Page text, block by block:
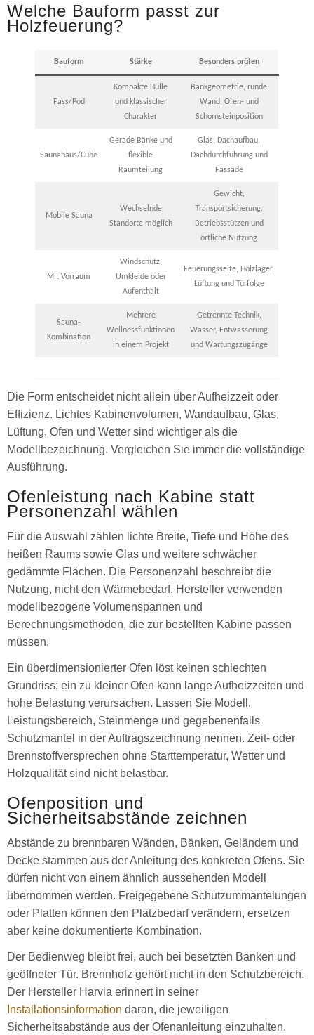
Welche Bauform passt zur
Holzfeuerung?
Bauform Stärke Besonders prüfen
Fass/Pod
Kompakte Hülle
und klassischer
Charakter
Bankgeometrie, runde
Wand, Ofen- und
Schornsteinposition
Saunahaus/Cube
Gerade Bänke und
flexible
Raumteilung
Glas, Dachaufbau,
Dachdurchführung und
Fassade
Mobile Sauna
Wechselnde
Standorte möglich
Gewicht,
Transportsicherung,
Betriebsstützen und
örtliche Nutzung
Mit Vorraum
Windschutz,
Umkleide oder
Aufenthalt
Feuerungsseite, Holzlager,
Lüftung und Türfolge
Sauna-
Kombination
Mehrere
Wellnessfunktionen
in einem Projekt
Getrennte Technik,
Wasser, Entwässerung
und Wartungszugänge
Die Form entscheidet nicht allein über Aufheizzeit oder
Effizienz. Lichtes Kabinenvolumen, Wandaufbau, Glas,
Lüftung, Ofen und Wetter sind wichtiger als die
Modellbezeichnung. Vergleichen Sie immer die vollständige
Ausführung.
Ofenleistung nach Kabine statt
Personenzahl wählen
Für die Auswahl zählen lichte Breite, Tiefe und Höhe des
heißen Raums sowie Glas und weitere schwächer
gedämmte Flächen. Die Personenzahl beschreibt die
Nutzung, nicht den Wärmebedarf. Hersteller verwenden
modellbezogene Volumenspannen und
Berechnungsmethoden, die zur bestellten Kabine passen
müssen.
Ein überdimensionierter Ofen löst keinen schlechten
Grundriss; ein zu kleiner Ofen kann lange Aufheizzeiten und
hohe Belastung verursachen. Lassen Sie Modell,
Leistungsbereich, Steinmenge und gegebenenfalls
Schutzmantel in der Auftragszeichnung nennen. Zeit- oder
Brennstoffversprechen ohne Starttemperatur, Wetter und
Holzqualität sind nicht belastbar.
Ofenposition und
Sicherheitsabstände zeichnen
Abstände zu brennbaren Wänden, Bänken, Geländern und
Decke stammen aus der Anleitung des konkreten Ofens. Sie
dürfen nicht von einem ähnlich aussehenden Modell
übernommen werden. Freigegebene Schutzummantelungen
oder Platten können den Platzbedarf verändern, ersetzen
aber keine dokumentierte Kombination.
Der Bedienweg bleibt frei, auch bei besetzten Bänken und
geöffneter Tür. Brennholz gehört nicht in den Schutzbereich.
Der Hersteller Harvia erinnert in seiner
Installationsinformation daran, die jeweiligen
Sicherheitsabstände aus der Ofenanleitung einzuhalten.